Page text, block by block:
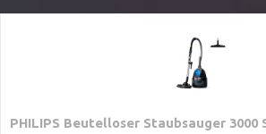
PHILIPS Beutelloser Staubsauger 3000